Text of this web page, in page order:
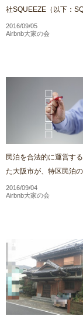
社SQUEEZE（以下：
2016/09/05
Airbnb大家の会
民泊を合法的に運営す
た大阪市が、特区民泊
2016/09/04
Airbnb大家の会